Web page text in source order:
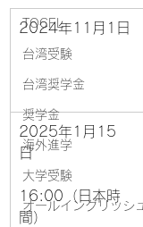
TOCFL
台湾受験
台湾奨学金
奨学金
海外進学
大学受験
オールイングリッシュ
2024年11月1日
2025年1月15
日
16:00（日本時
間）